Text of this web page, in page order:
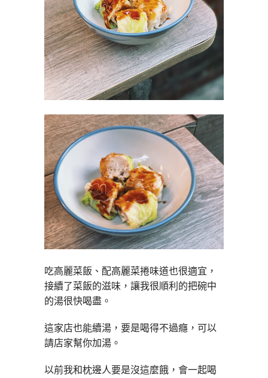
吃高麗菜飯、配高麗菜捲味道也很適宜，
接續了菜飯的滋味，讓我很順利的把碗中
的湯很快喝盡。
這家店也能續湯，要是喝得不過癮，可以
請店家幫你加湯。
以前我和枕邊人要是沒這麼餓，會一起喝